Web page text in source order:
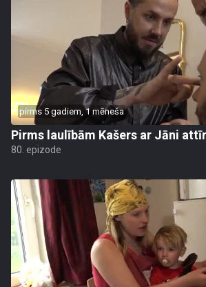
pirms 5 gadiem, 1 mēneša
Pirms laulībām Kašers ar Jāni
80. epizode